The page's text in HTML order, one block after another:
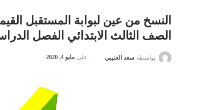
النسخ من عين لبوابة المستقبل
الصف الثالث الابتدائي الفصل الدراسي
بواسطة سعد العتيبي على مايو 4, 2020